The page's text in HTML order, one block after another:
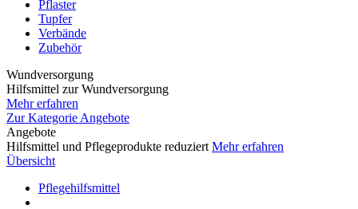
Pflaster
Tupfer
Verbände
Zubehör
Wundversorgung
Hilfsmittel zur Wundversorgung
Mehr erfahren
Zur Kategorie Angebote
Angebote
Hilfsmittel und Pflegeprodukte reduziert Mehr erfahren
Übersicht
Pflegehilfsmittel